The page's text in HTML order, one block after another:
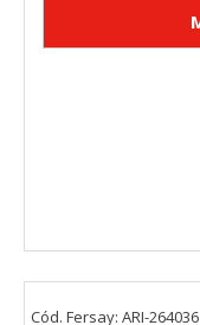
Cód. Fersay: ARI-264036